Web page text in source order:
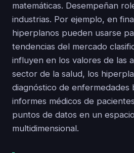
matemáticas. Desempeñan
industrias. Por ejemplo, en
hiperplanos pueden usarse
tendencias del mercado
influyen en los valores de las
sector de la salud, los
diagnóstico de enfermedades
informes médicos de
puntos de datos en un
multidimensional.